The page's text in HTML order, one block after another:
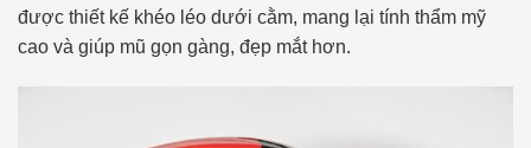
được thiết kế khéo léo dưới cằm, mang lại tính thẩm mỹ
cao và giúp mũ gọn gàng, đẹp mắt hơn.